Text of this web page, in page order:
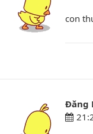
con
Đăng